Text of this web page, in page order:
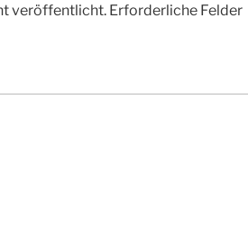
veröffentlicht. Erforderliche Felder